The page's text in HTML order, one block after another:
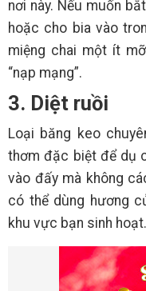
nơi này. Nếu muốn
hoặc cho bia vào
miệng chai một ít
“nạp mạng”.
3. Diệt ruồi
Loại băng keo
thơm đặc biệt để dụ
vào đấy mà không
có thể dùng hương
khu vực bạn sinh hoạt.